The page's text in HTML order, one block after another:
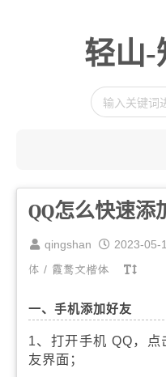
轻山-
QQ怎么快速添
qingshan 2023-05-
体 / 霞鹜文楷体
一、手机添加好友
1、打开手机 QQ，点
友界面；